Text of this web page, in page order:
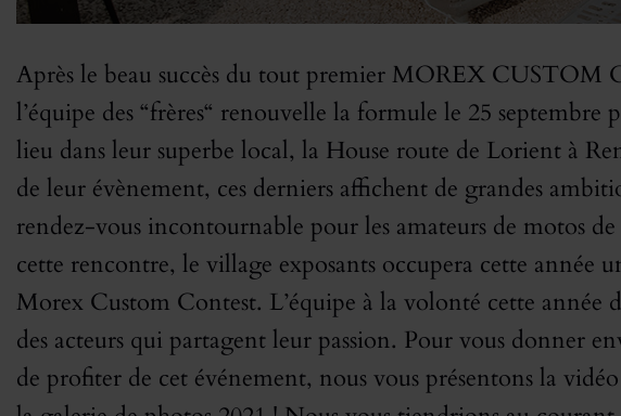
Après le beau succès du tout premier MOREX CUSTOM
l’équipe des “frères“ renouvelle la formule le 25
lieu dans leur superbe local, la House route de Lorient à
de leur évènement, ces derniers affichent de grandes
rendez-vous incontournable pour les amateurs de motos
cette rencontre, le village exposants occupera cette année
Morex Custom Contest. L’équipe à la volonté cette année
des acteurs qui partagent leur passion. Pour vous donner
de profiter de cet événement, nous vous présentons la